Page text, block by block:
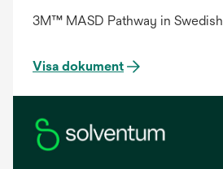
3M™ MASD Pathway in Swedish
Visa dokument